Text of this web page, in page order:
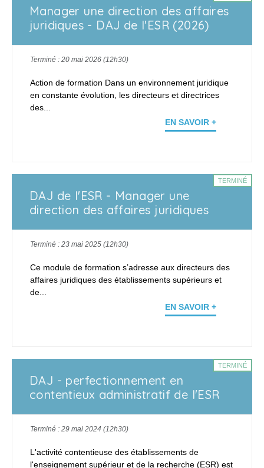
Manager une direction des affaires
juridiques - DAJ de l'ESR (2026)
Terminé : 20 mai 2026 (12h30)
Action de formation Dans un environnement juridique
en constante évolution, les directeurs et directrices
des...
EN SAVOIR +
DAJ de l'ESR - Manager une
direction des affaires juridiques
TERMINÉ
Terminé : 23 mai 2025 (12h30)
Ce module de formation s’adresse aux directeurs des
affaires juridiques des établissements supérieurs et
de...
EN SAVOIR +
DAJ - perfectionnement en
contentieux administratif de l'ESR
TERMINÉ
Terminé : 29 mai 2024 (12h30)
L'activité contentieuse des établissements de
l'enseignement supérieur et de la recherche (ESR) est